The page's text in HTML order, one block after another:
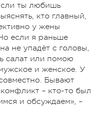
ты любишь
кто главный,
у жены
если я раньше
не упадёт с головы,
салат или помою
и женское. У
Бывают
– кто-то был
и обсуждаем», –